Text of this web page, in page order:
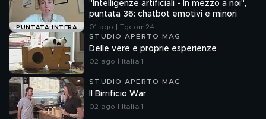
PUNTATA INTERA
"Intelligenze artificiali - In mezzo a noi",
puntata 36: chatbot emotivi e minori
01 ago | Tgcom24
STUDIO APERTO MAG
Delle vere e proprie esperienze
02 ago | Italia 1
STUDIO APERTO MAG
Il Birrificio War
02 ago | Italia 1